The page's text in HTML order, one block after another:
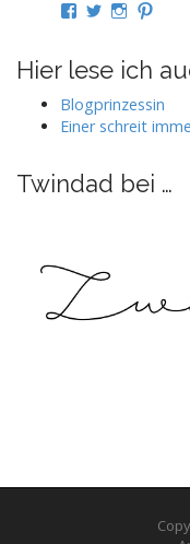
Profil
auf
Facebook
anzeigen
Profil
auf
Twitter
anzeigen
Profil
auf
anzeigen
Profil
auf
Hier lese ich
Blogprinzessin
Einer schreit
Twindad bei …